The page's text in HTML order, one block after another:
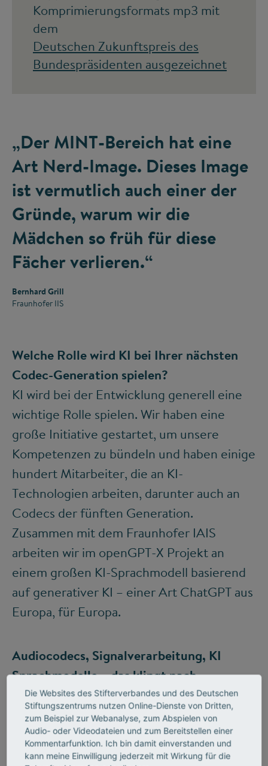
Komprimierungsformats mp3 mit
dem
Deutschen Zukunftspreis des
Bundespräsidenten ausgezeichnet
„Der MINT-Bereich hat eine
Art Nerd-Image. Dieses Image
ist vermutlich auch einer der
Gründe, warum wir die
Mädchen so früh für diese
Fächer verlieren.“
Bernhard Grill
Fraunhofer IIS
Welche Rolle wird KI bei Ihrer nächsten
Codec-Generation spielen?
KI wird bei der Entwicklung generell eine
wichtige Rolle spielen. Wir haben eine
große Initiative gestartet, um unsere
Kompetenzen zu bündeln und haben einige
hundert Mitarbeiter, die an KI-
Technologien arbeiten, darunter auch an
Codecs der fünften Generation.
Zusammen mit dem Fraunhofer IAIS
arbeiten wir im openGPT-X Projekt an
einem großen KI-Sprachmodell basierend
auf generativer KI – einer Art ChatGPT aus
Europa, für Europa.
Audiocodecs, Signalverarbeitung, KI
Sprachmodelle – das klingt nach
komplexer Technik. Finden Sie genug
wissenschaftlichen Nachwuchs?
Wir haben tatsächlich viel zu wenig
Studenten, die sich heute für MINT-Fächer
Die Websites des Stifterverbandes und des Deutschen
Stiftungszentrums nutzen Online-Dienste von Dritten,
zum Beispiel zur Webanalyse, zum Abspielen von
Audio- oder Videodateien und zum Bereitstellen einer
Kommentarfunktion. Ich bin damit einverstanden und
kann meine Einwilligung jederzeit mit Wirkung für die